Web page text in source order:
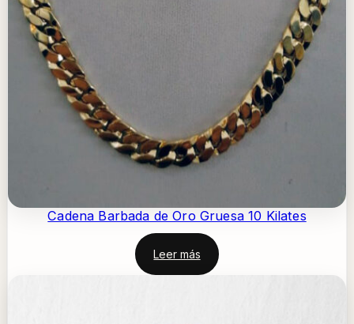
Cadena Barbada de Oro Gruesa 10 Kilates
Leer más